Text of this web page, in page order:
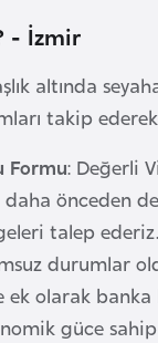
- İzmir
altında
takip
Formu: Değerli
daha
talep
ek olarak
güce